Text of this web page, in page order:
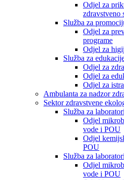
Odjel za
zdravstveno
Služba za
Odjel za
programe
Odjel za
Služba za
Odjel za
Odjel za
Odjel za
Ambulanta za nadzor
Sektor zdravstvene
Služba za
Odjel
vode i POU
Odjel
POU
Služba za
Odjel
vode i POU